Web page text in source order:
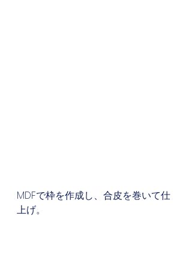
MDFで枠を作成し、合皮を巻いて仕
上げ。